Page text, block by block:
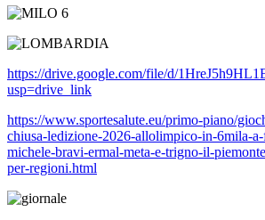
https://drive.google.com/file/d/
usp=drive_link
https://www.sportesalute.eu/primo-piano/
chiusa-ledizione-2026-allolimpico-in-6mila-a-
michele-bravi-ermal-meta-e-trigno-il-
per-regioni.html